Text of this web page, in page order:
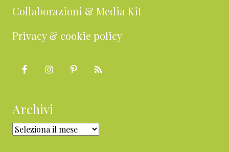
Collaborazioni & Media Kit
Privacy & cookie policy
Archivi
Archivi